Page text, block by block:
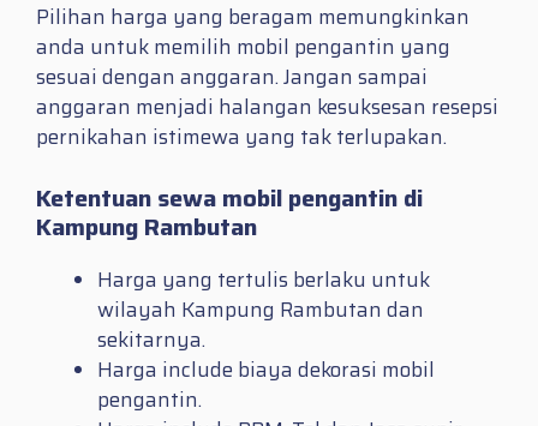
Pilihan harga yang beragam memungkinkan
anda untuk memilih mobil pengantin yang
sesuai dengan anggaran. Jangan sampai
anggaran menjadi halangan kesuksesan resepsi
pernikahan istimewa yang tak terlupakan.
Ketentuan sewa mobil pengantin di
Kampung Rambutan
Harga yang tertulis berlaku untuk
wilayah Kampung Rambutan dan
sekitarnya.
Harga include biaya dekorasi mobil
pengantin.